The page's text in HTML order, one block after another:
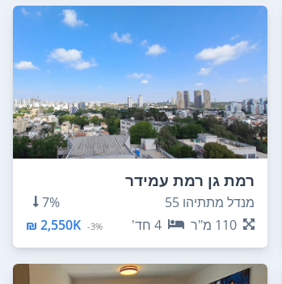
רמת גן רמת עמידר
מנדל מתתיהו 55
7%
110 מ"ר 4 חד' 3%-
2,550K ₪